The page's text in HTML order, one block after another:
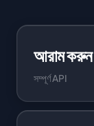
আরাম করুন
সম্পূর্ণ API